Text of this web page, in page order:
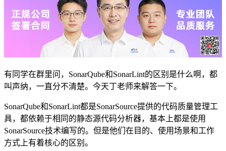
有同学在群里问，SonarQube和SonarLint的区别是什么啊，都
叫声纳，一直分不清楚。今天丁老师来解答一下。
SonarQube和SonarLint都是SonarSource提供的代码质量管理工
具，都依赖于相同的静态源代码分析器，基本上都是使用
SonarSource技术编写的。但是他们在目的、使用场景和工作
方式上有着核心的区别。